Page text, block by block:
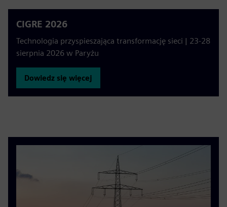
CIGRE 2026
Technologia przyspieszająca transformację sieci | 23-28
sierpnia 2026 w Paryżu
Dowiedz się więcej